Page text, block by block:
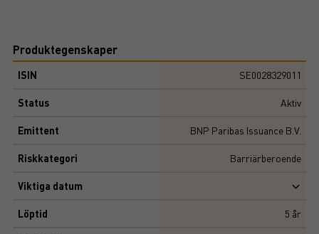
Produktegenskaper
ISIN SE0028329011
Status Aktiv
Emittent BNP Paribas Issuance B.V.
Riskkategori Barriärberoende
Viktiga datum
Löptid 5 år